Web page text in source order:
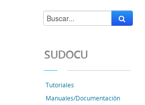
SUDOCU
Tutoriales
Manuales/Documentación